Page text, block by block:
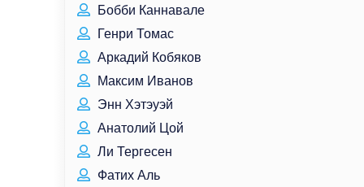
Бобби Каннавале
Генри Томас
Аркадий Кобяков
Максим Иванов
Энн Хэтэуэй
Анатолий Цой
Ли Тергесен
Фатих Аль